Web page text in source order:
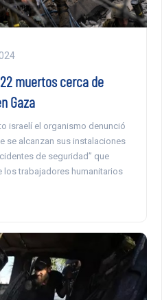
muertos cerca de
Gaza
israelí el organismo denunció
se alcanzan sus instalaciones
de seguridad” que
los trabajadores humanitarios